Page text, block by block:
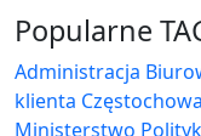
Popularne
Administracja
klienta Częstochowa
Ministerstwo